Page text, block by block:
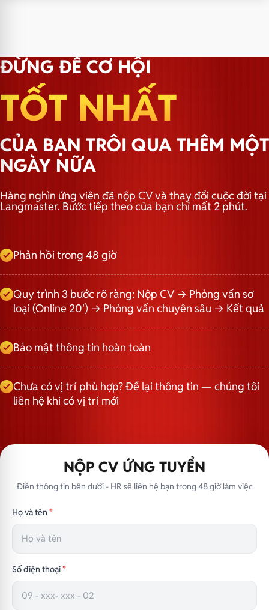
ĐỪNG ĐỂ CƠ HỘI
TỐT NHẤT
CỦA BẠN TRÔI QUA THÊM MỘT
NGÀY NỮA
Hàng nghìn ứng viên đã nộp CV và thay đổi cuộc đời tại
Langmaster. Bước tiếp theo của bạn chỉ mất 2 phút.
Phản hồi trong 48 giờ
Quy trình 3 bước rõ ràng: Nộp CV → Phỏng vấn sơ
loại (Online 20') → Phỏng vấn chuyên sâu → Kết quả
Bảo mật thông tin hoàn toàn
Chưa có vị trí phù hợp? Để lại thông tin — chúng tôi
liên hệ khi có vị trí mới
NỘP CV ỨNG TUYỂN
Điền thông tin bên dưới - HR sẽ liên hệ bạn trong 48 giờ làm việc
Họ và tên *
Số điện thoại*